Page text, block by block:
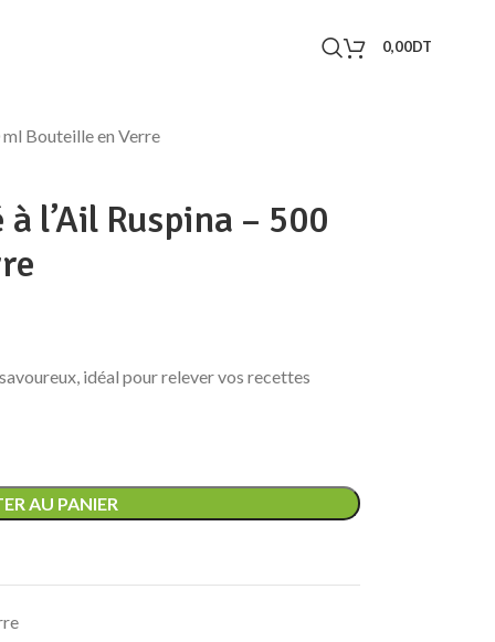
0,00DT
Bouteille en Verre
l’Ail Ruspina – 500
idéal pour relever vos recettes
AU PANIER